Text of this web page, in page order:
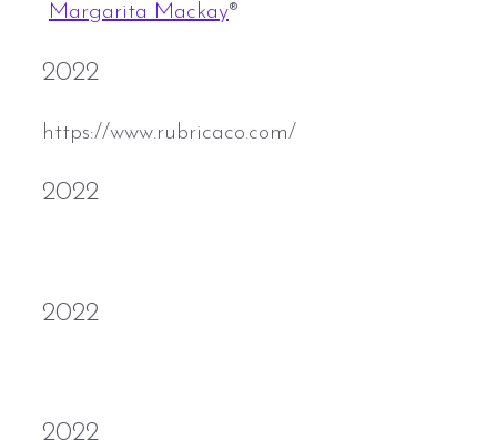
Margarita Mackay®
2022
https://www.rubricaco.com/
2022
2022
2022